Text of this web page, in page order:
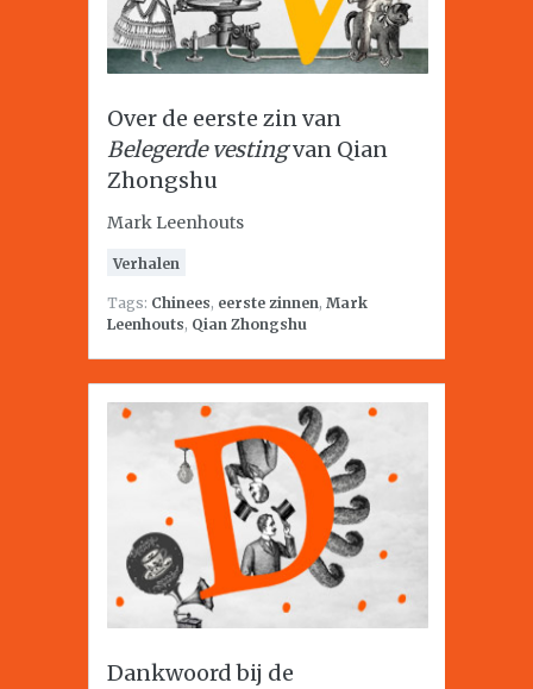
Over de eerste zin van
Belegerde vestingvan Qian
Zhongshu
Mark Leenhouts
Verhalen
Tags: Chinees, eerste zinnen, Mark
Leenhouts, Qian Zhongshu
Dankwoord bij de